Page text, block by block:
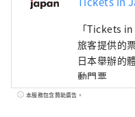
「Tickets
旅客提供的
日本舉辦的
動門票
本服務包含贊助廣告。